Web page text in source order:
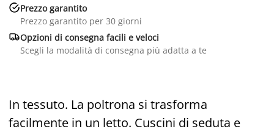
Prezzo garantito
Prezzo garantito per 30 giorni
Opzioni di consegna facili e veloci
Scegli la modalità di consegna più adatta a te
In tessuto. La poltrona si trasforma
facilmente in un letto. Cuscini di seduta e